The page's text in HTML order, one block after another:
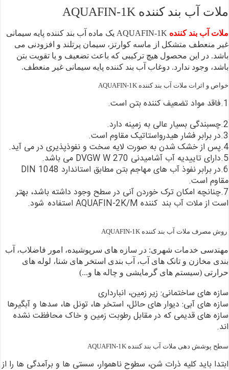
ملات آب بند کننده AQUAFIN-1K
ملات آب بند کننده AQUAFIN-1K یک ماده آب
بند کننده پایه سیمانی
غیر منعطف متشکل از ماسه کوارتز، سیمان پرتلند و افزودنی می
باشد. در این محصول هیچ ترکیبی که باعث تضعیف و یا تقویت بتن
باشد، وجود ندارد. دوغاب آب بند کننده پایه سیمانی غیر منعطف.
خواص و اثرات ملات آب بند کننده AQUAFIN-1K
1.فاقد مواد تضعیف
کننده بتن است.
2.چسبندگی بسیار عالی به زمینه دارد.
3.در برابر فشار هیدرواستاتیک مقاوم است.
4.پس از خشک شدن به صورت لایه سخت و نفوذپذیری در می آید.
5.دارای تاییدیه آب آشامیدنی DVGW W 270 می باشد.
6.در برابر نفوذ آب های مهاجم بتن مطابق استاندارد DIN 1048
مقاوم است.
7.چنانچه امکان ترک خوردن آنی در سطح وجود داشته باشد، بهتر
است از ملات آب بند کننده AQUAFIN-2K/M استفاده شود.
روش مصرف ملات آب بند کننده AQUAFIN-1K
مهندسی خدمات شهری: در سازه های سرپوشیده، امور فاضلاب، آب
بندی مخازن و تانک های آب، آب بندی استخر های شنا، لوله های
حرارتی (سیستم های گرمایشی و چاله ها و...)
سازه های ساختمانی: زیر زمین، انبارداری
سازه های آبی: دیوار های حائل، استخر ها، تونل ها، سدها و آبگیرها
سازه های قدیمی که در مقابل رطوبت زمین و خاک محافظت نشده
اند.
سطح پوشش دهی ملات آب بند کننده AQUAFIN-1K
ابتدا باید کلیه ذرات شن، سطوح ناهموار، سستی ها و برآمدگی ها را از